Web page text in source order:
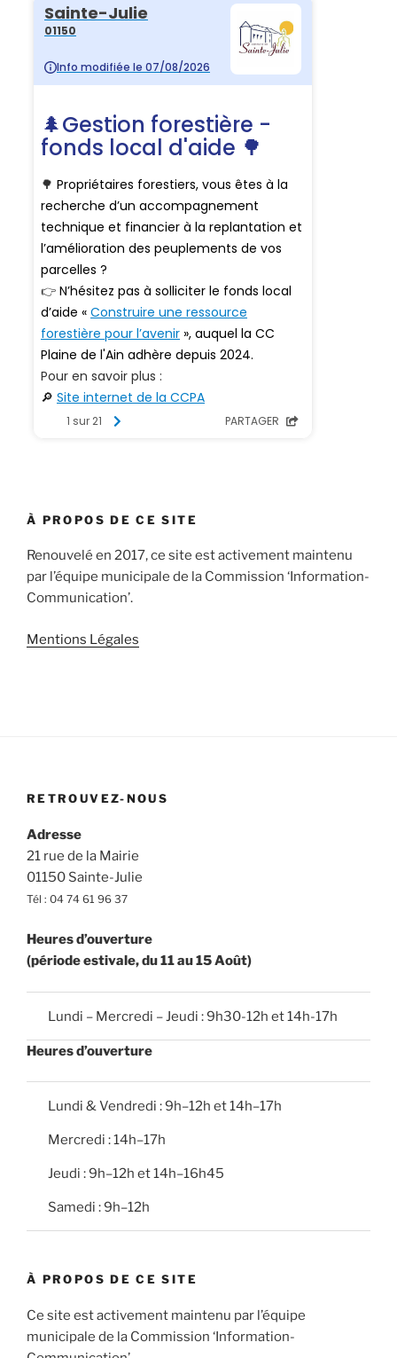
À PROPOS DE CE SITE
Renouvelé en 2017, ce site est activement maintenu
par l’équipe municipale de la Commission ‘Information-
Communication’.
Mentions Légales
RETROUVEZ-NOUS
Adresse
21 rue de la Mairie
01150 Sainte-Julie
Tél : 04 74 61 96 37
Heures d’ouverture
(période estivale, du 11 au 15 Août)
Lundi – Mercredi – Jeudi : 9h30-12h et 14h-17h
Heures d’ouverture
Lundi & Vendredi : 9h–12h et 14h–17h
Mercredi : 14h–17h
Jeudi : 9h–12h et 14h–16h45
Samedi : 9h–12h
À PROPOS DE CE SITE
Ce site est activement maintenu par l’équipe
municipale de la Commission ‘Information-